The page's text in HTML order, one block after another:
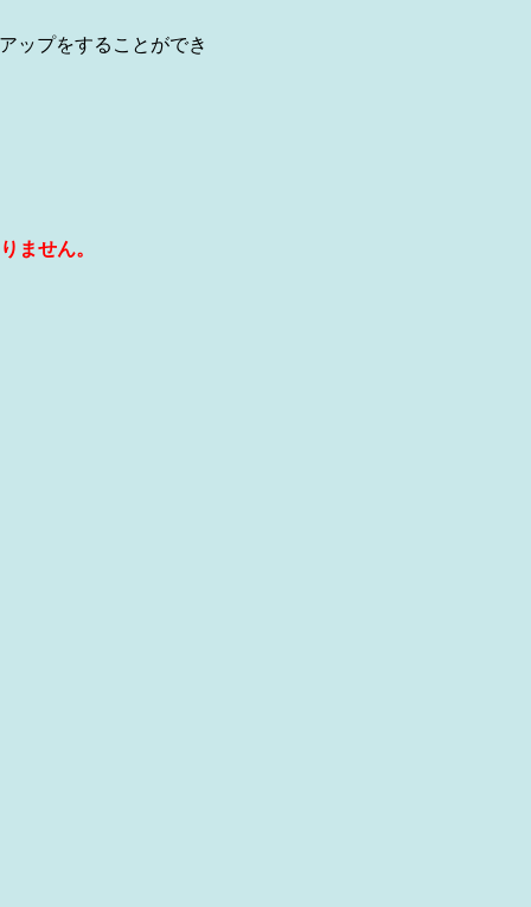
ップをすることができ
ません。